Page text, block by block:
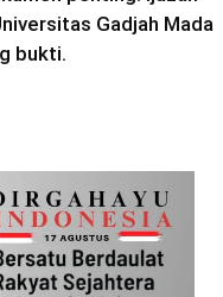
Gadjah Mada
bukti.